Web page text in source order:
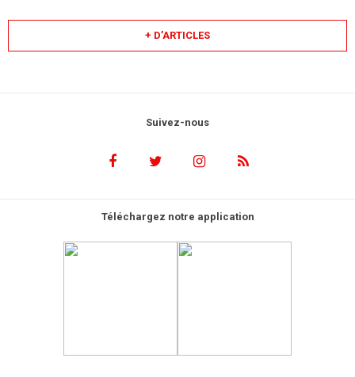
+ D’ARTICLES
Suivez-nous
Téléchargez notre application